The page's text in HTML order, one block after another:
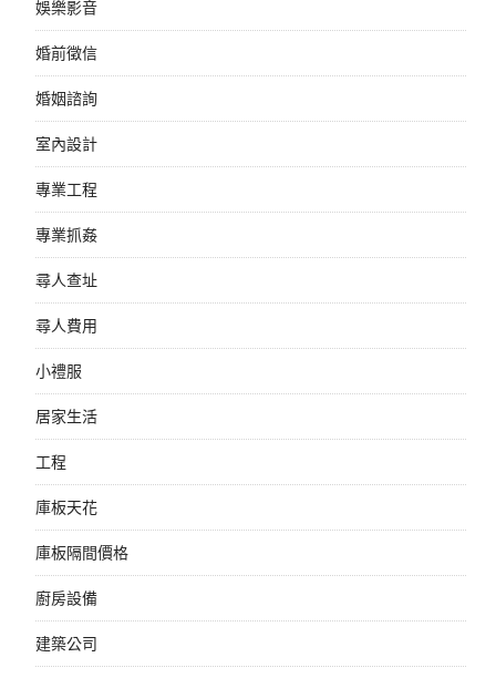
娛樂影音
婚前徵信
婚姻諮詢
室內設計
專業工程
專業抓姦
尋人查址
尋人費用
小禮服
居家生活
工程
庫板天花
庫板隔間價格
廚房設備
建築公司